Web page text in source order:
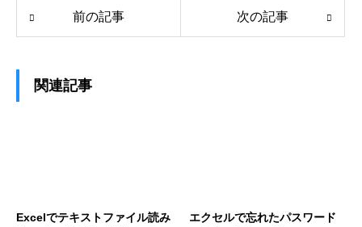
前の記事 次の記事
関連記事
Excelでテキストファイル読み
エクセルで忘れたパスワード